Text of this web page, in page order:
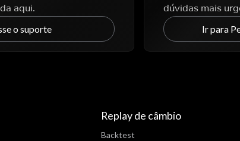
aqui.
o suporte
dúvidas mais
Ir para
Replay de câmbio
Backtest